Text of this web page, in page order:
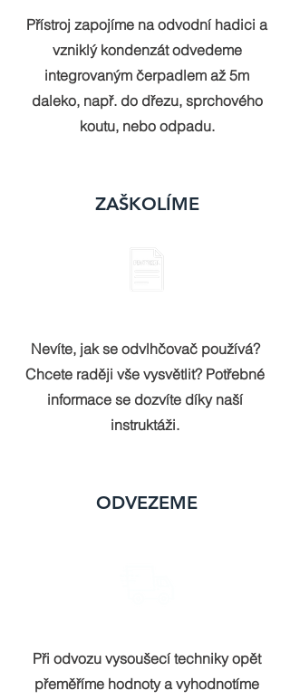
Přístroj zapojíme na odvodní hadici a
vzniklý kondenzát odvedeme
integrovaným čerpadlem až 5m
daleko, např. do dřezu, sprchového
koutu, nebo odpadu.
ZAŠKOLÍME
Nevíte, jak se odvlhčovač používá?
Chcete raději vše vysvětlit? Potřebné
informace se dozvíte díky naší
instruktáži.
Při odvozu vysoušecí techniky opět
přeměříme hodnoty a vyhodnotíme
ODVEZEME